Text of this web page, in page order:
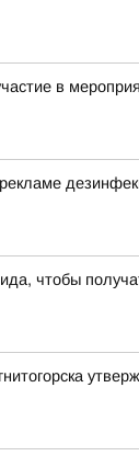
в
чтобы